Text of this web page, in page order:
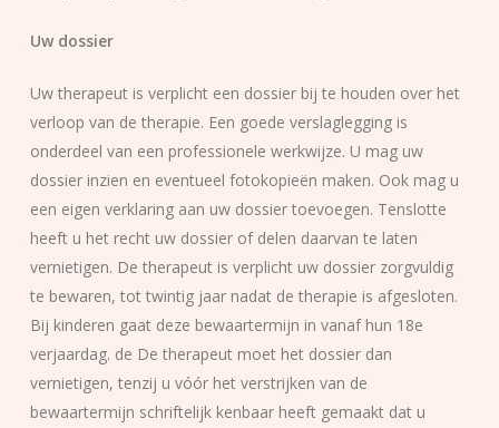
Uw dossier
Uw therapeut is verplicht een dossier bij te houden over het
verloop van de therapie. Een goede verslaglegging is
onderdeel van een professionele werkwijze. U mag uw
dossier inzien en eventueel fotokopieën maken. Ook mag u
een eigen verklaring aan uw dossier toevoegen. Tenslotte
heeft u het recht uw dossier of delen daarvan te laten
vernietigen. De therapeut is verplicht uw dossier zorgvuldig
te bewaren, tot twintig jaar nadat de therapie is afgesloten.
Bij kinderen gaat deze bewaartermijn in vanaf hun 18e
verjaardag. de De therapeut moet het dossier dan
vernietigen, tenzij u vóór het verstrijken van de
bewaartermijn schriftelijk kenbaar heeft gemaakt dat u